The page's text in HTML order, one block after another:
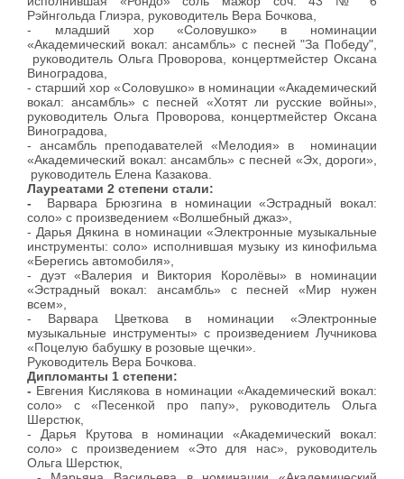
Рэйнгольда Глиэра, руководитель Вера Бочкова,
- младший хор «Соловушко» в номинации
«Академический вокал: ансамбль» с песней "За Победу",
руководитель Ольга Проворова, концертмейстер Оксана
Виноградова,
- старший хор «Соловушко» в номинации «Академический
вокал: ансамбль» с песней «Хотят ли русские войны»,
руководитель Ольга Проворова, концертмейстер Оксана
Виноградова,
- ансамбль преподавателей «Мелодия» в номинации
«Академический вокал: ансамбль» с песней «Эх, дороги»,
руководитель Елена Казакова.
Лауреатами 2 степени стали:
- Варвара Брюзгина в номинации «Эстрадный вокал:
соло» с произведением «Волшебный джаз»,
- Дарья Дякина в номинации «Электронные музыкальные
инструменты: соло» исполнившая музыку из кинофильма
«Берегись автомобиля»,
- дуэт «Валерия и Виктория Королёвы» в номинации
«Эстрадный вокал: ансамбль» с песней «Мир нужен
всем»,
- Варвара Цветкова в номинации «Электронные
музыкальные инструменты» с произведением Лучникова
«Поцелую бабушку в розовые щечки».
Руководитель Вера Бочкова.
Дипломанты 1 степени:
- Евгения Кислякова в номинации «Академический вокал:
соло» с «Песенкой про папу», руководитель Ольга
Шерстюк,
- Дарья Крутова в номинации «Академический вокал:
соло» с произведением «Это для нас», руководитель
Ольга Шерстюк,